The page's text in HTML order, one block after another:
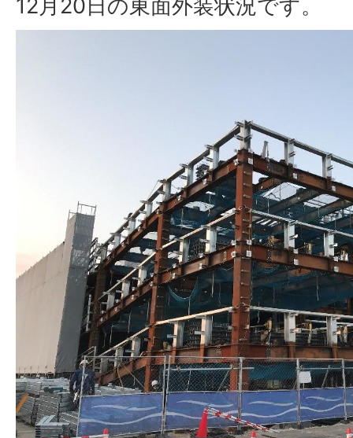
12月20日の東面外装状況です。